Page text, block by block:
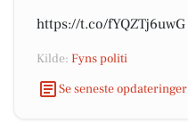
https://t.co/fYQZTj6uwG
Kilde: Fyns politi
Se seneste opdateringer